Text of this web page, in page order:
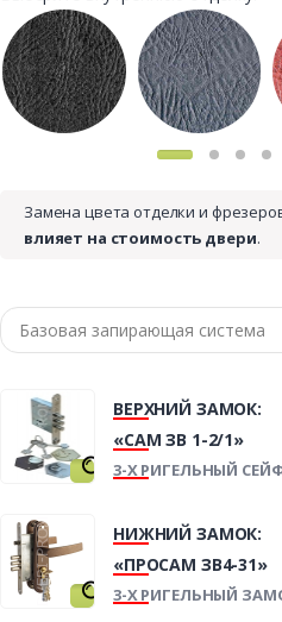
Замена цвета отделки и
влияет на стоимость двери.
ВЕРХНИЙ ЗАМОК:
«САМ ЗВ 1-2/1»
3-Х РИГЕЛЬНЫЙ
НИЖНИЙ ЗАМОК:
«ПРОСАМ ЗВ4-31»
3-Х РИГЕЛЬНЫЙ